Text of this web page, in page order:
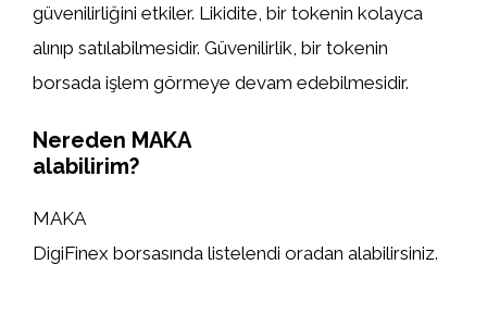
güvenilirliğini etkiler. Likidite, bir tokenin kolayca
alınıp satılabilmesidir. Güvenilirlik, bir tokenin
borsada işlem görmeye devam edebilmesidir.
Nereden MAKA
alabilirim?
MAKA
DigiFinex borsasında listelendi oradan alabilirsiniz.